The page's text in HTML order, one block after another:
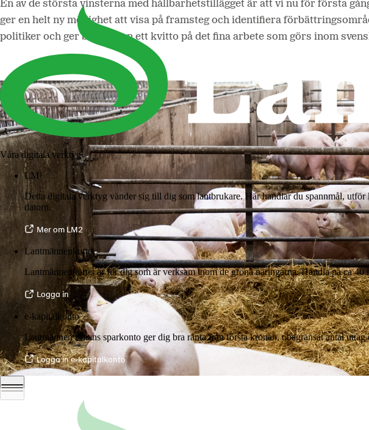
Våra digitala verktyg
LM²
Detta digitala verktyg vänder sig till dig som lantbrukare. Här handlar du spannmål,
datorn.
Mer om LM2
Lantmännenkortet
Lantmännenkortet är för dig som är verksam inom de gröna näringarna. Handla på ca
Logga in
e-kapitalkonto
Lantmännen Finans sparkonto ger dig bra ränta från första kronan, obegränsat antal
Logga in e-kapitalkonto
En av de största vinsterna med hållbarhetstillägget är att vi nu för första
ger en helt ny möjlighet att visa på framsteg och identifiera
politiker och ger branschen ett kvitto på det fina arbete som görs inom